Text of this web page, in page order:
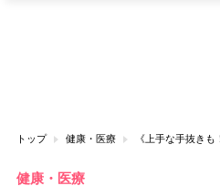
トップ 健康・医療
健康・医療